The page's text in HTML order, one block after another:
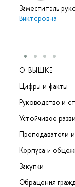
Заместитель
Викторовна
О ВЫШКЕ
Цифры и факты
Руководство и
Устойчивое
Преподаватели
Корпуса и
Закупки
Обращения